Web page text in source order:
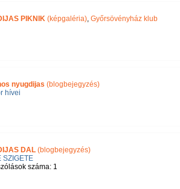
PIKNIK (képgaléria), Győrsövényház klub
nyugdijas (blogbejegyzés)
hívei
DAL (blogbejegyzés)
SZIGETE
száma: 1